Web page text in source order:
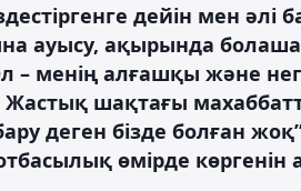
дейін мен әлі
ауысу, ақырында
– менің алғашқы және
Жастық шақтағы
деген бізде болған
өмірде